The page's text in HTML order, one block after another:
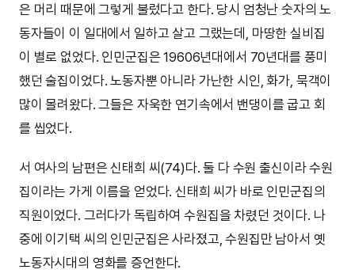
은 머리 때문에 그렇게 불렀다고 한다. 당시 엄청난 숫자의 노
동자들이 이 일대에서 일하고 살고 그랬는데, 마땅한 실비집
이 별로 없었다. 인민군집은 19606년대에서 70년대를 풍미
했던 술집이었다. 노동자뿐 아니라 가난한 시인, 화가, 묵객이
많이 몰려왔다. 그들은 자욱한 연기속에서 밴댕이를 굽고 회
를 씹었다.
서 여사의 남편은 신태희 씨(74)다. 둘 다 수원 출신이라 수원
집이라는 가게 이름을 얻었다. 신태희 씨가 바로 인민군집의
직원이었다. 그러다가 독립하여 수원집을 차렸던 것이다. 나
중에 이기택 씨의 인민군집은 사라졌고, 수원집만 남아서 옛
노동자시대의 영화를 증언한다.